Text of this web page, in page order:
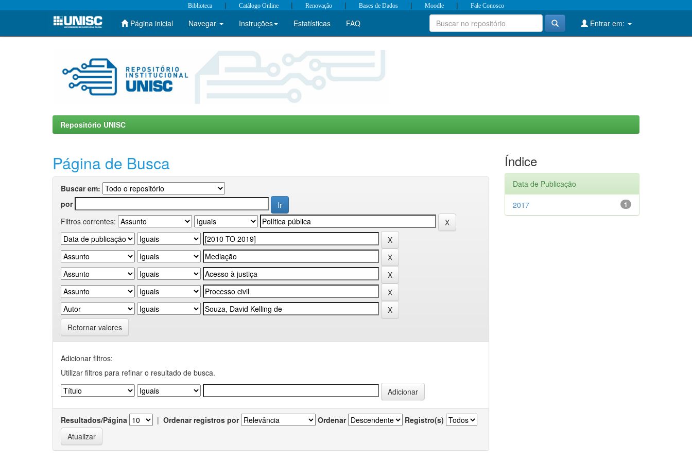
Skip
Biblioteca | Catálogo Online | Renovação | Bases de Dados | Moodle | Fale Conosco
Página inicial Navegar Instruções Estatísticas FAQ Entrar em:
Repositório UNISC
Página de Busca
Buscar em:
por
Filtros correntes:
Retornar valores
Adicionar filtros:
Utilizar filtros para refinar o resultado de busca.
Resultados/Página | Ordenar registros por Ordenar Registro(s)
Índice
Data de Publicação
1
2017